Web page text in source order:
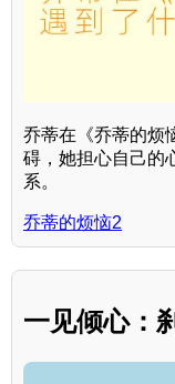
乔蒂在《乔蒂的烦
碍，她担心自己的
系。
乔蒂的烦恼2
一见倾心：